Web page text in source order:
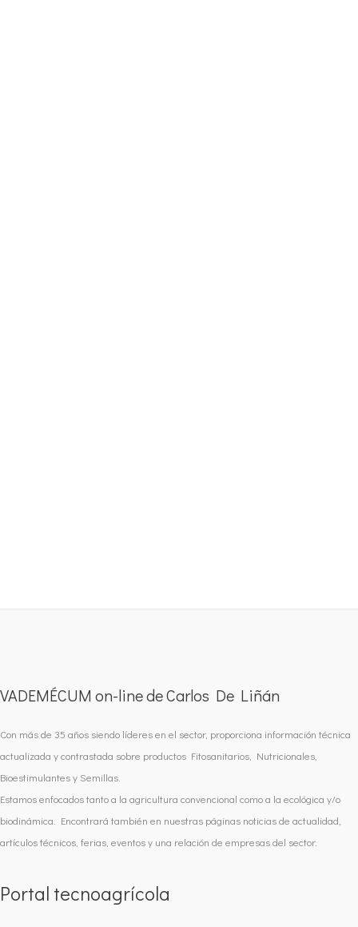
VADEMÉCUM on-line de Carlos De Liñán
Con más de 35 años siendo líderes en el sector, proporciona información técnica
actualizada y contrastada sobre productos Fitosanitarios, Nutricionales,
Bioestimulantes y Semillas.
Estamos enfocados tanto a la agricultura convencional como a la ecológica y/o
biodinámica. Encontrará también en nuestras páginas noticias de actualidad,
artículos técnicos, ferias, eventos y una relación de empresas del sector.
Portal tecnoagrícola